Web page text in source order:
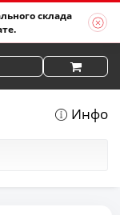
склада
Инфо